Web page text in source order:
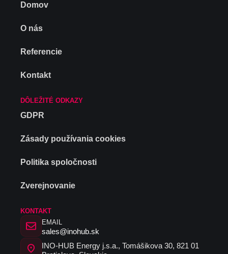
Domov
O nás
Referencie
Kontakt
DÔLEŽITÉ ODKAZY
GDPR
Zásady používania cookies
Politika spoločnosti
Zverejnovanie
KONTAKT
EMAIL
sales@inohub.sk
INO-HUB Energy j.s.a., Tomášikova 30, 821 01